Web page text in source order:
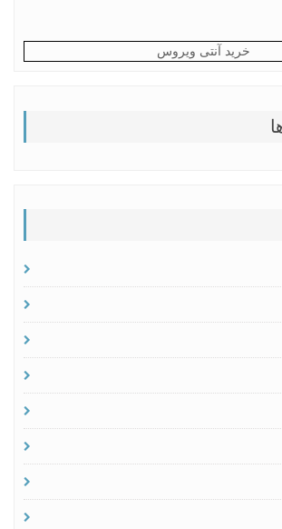
خرید آنتی ویروس